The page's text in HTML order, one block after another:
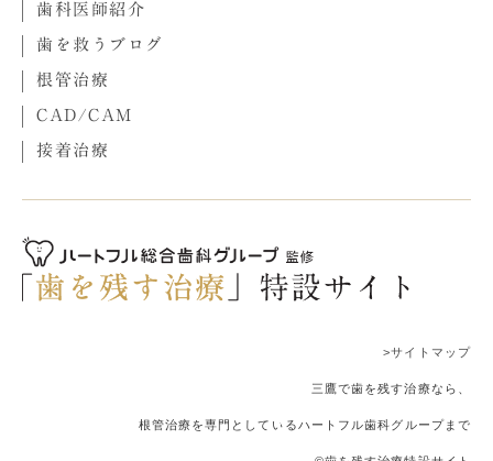
歯科医師紹介
歯を救うブログ
根管治療
CAD/CAM
接着治療
>サイトマップ
三鷹で歯を残す治療なら、
根管治療を専門としているハートフル歯科グループまで